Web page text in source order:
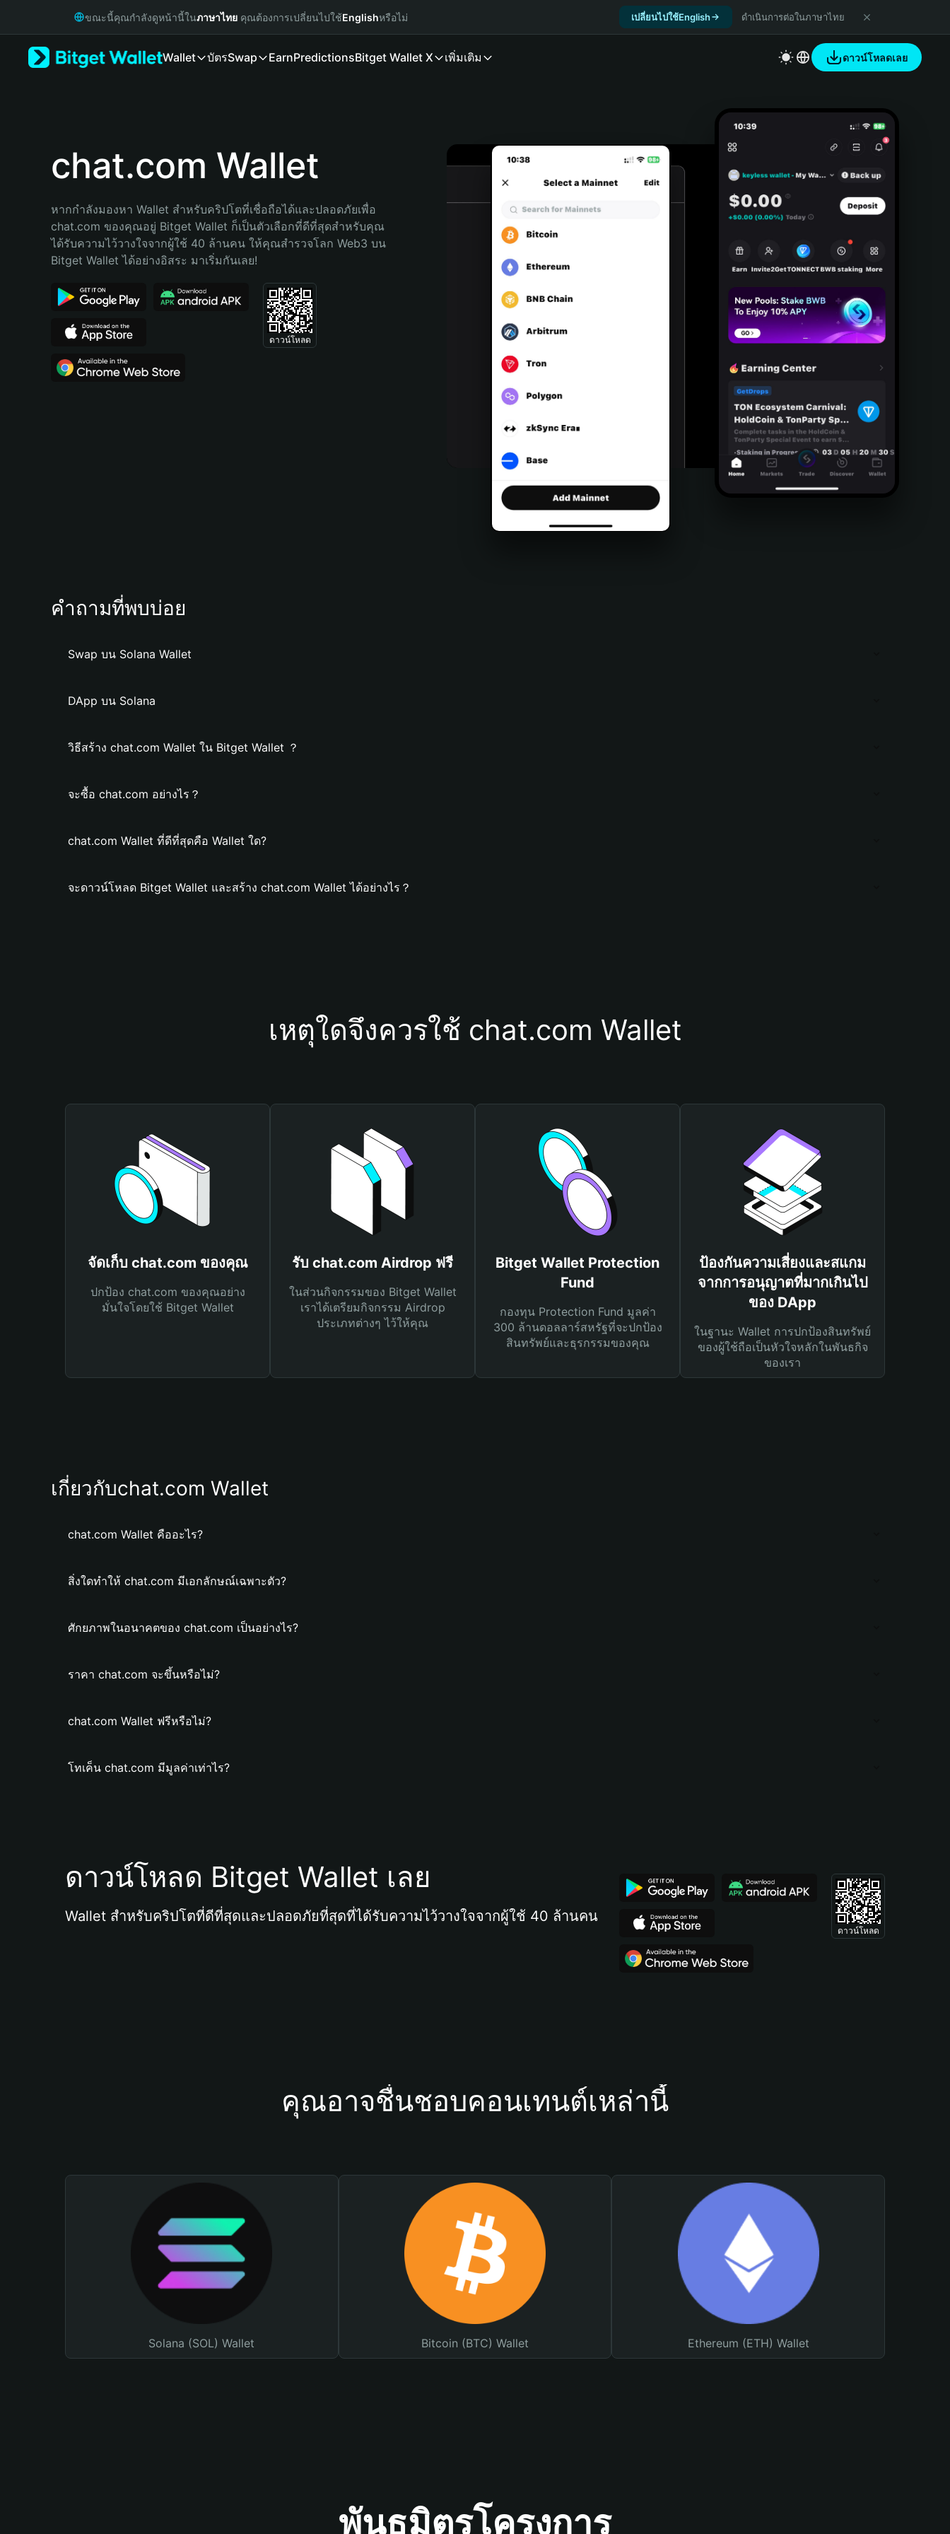
Русский
Bahasa Indonesia
Português (Brasil)
ขณะนี้คุณกำลังดูหน้านี้ในภาษาไทย คุณต้องการเปลี่ยนไปใช้Englishหรือไม่ เปลี่ยนไปใช้English ดำเนินการต่อในภาษาไทย
Wallet บัตรSwap EarnPredictionsBitget Wallet X เพิ่มเติม ดาวน์โหลดเลย
chat.com Wallet
หากกำลังมองหา Wallet สำหรับคริปโตที่เชื่อถือได้และปลอดภัยเพื่อ
chat.com ของคุณอยู่ Bitget Wallet ก็เป็นตัวเลือกที่ดีที่สุดสำหรับคุณ
ได้รับความไว้วางใจจากผู้ใช้ 40 ล้านคน ให้คุณสำรวจโลก Web3 บน
Bitget Wallet ได้อย่างอิสระ มาเริ่มกันเลย!
ดาวน์โหลด
คำถามที่พบบ่อย
Swap บน Solana Wallet
DApp บน Solana
วิธีสร้าง chat.com Wallet ใน Bitget Wallet ？
จะซื้อ chat.com อย่างไร？
chat.com Wallet ที่ดีที่สุดคือ Wallet ใด?
จะดาวน์โหลด Bitget Wallet และสร้าง chat.com Wallet ได้อย่างไร？
เหตุใดจึงควรใช้ chat.com Wallet
จัดเก็บ chat.com ของคุณ
ปกป้อง chat.com ของคุณอย่าง
มั่นใจโดยใช้ Bitget Wallet
รับ chat.com Airdrop ฟรี
ในส่วนกิจกรรมของ Bitget Wallet
เราได้เตรียมกิจกรรม Airdrop
ประเภทต่างๆ ไว้ให้คุณ
Bitget Wallet Protection
Fund
กองทุน Protection Fund มูลค่า
300 ล้านดอลลาร์สหรัฐที่จะปกป้อง
สินทรัพย์และธุรกรรมของคุณ
ป้องกันความเสี่ยงและสแกม
จากการอนุญาตที่มากเกินไป
ของ DApp
ในฐานะ Wallet การปกป้องสินทรัพย์
ของผู้ใช้ถือเป็นหัวใจหลักในพันธกิจ
ของเรา
เกี่ยวกับchat.com Wallet
chat.com Wallet คืออะไร?
สิ่งใดทำให้ chat.com มีเอกลักษณ์เฉพาะตัว?
ศักยภาพในอนาคตของ chat.com เป็นอย่างไร?
ราคา chat.com จะขึ้นหรือไม่?
chat.com Wallet ฟรีหรือไม่?
โทเค็น chat.com มีมูลค่าเท่าไร?
ดาวน์โหลด Bitget Wallet เลย
Wallet สำหรับคริปโตที่ดีที่สุดและปลอดภัยที่สุดที่ได้รับความไว้วางใจจากผู้ใช้ 40 ล้านคน
ดาวน์โหลด
คุณอาจชื่นชอบคอนเทนต์เหล่านี้
Solana (SOL) Wallet Bitcoin (BTC) Wallet Ethereum (ETH) Wallet
พันธมิตรโครงการ